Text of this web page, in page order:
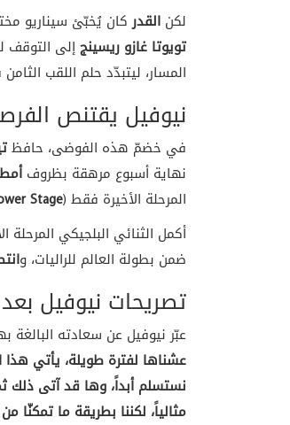
لكن القدر كان يُخبّئ سيناريو
تويوتا غازو ريسينجإلى التوقف
المسار، ليتبدّد حلم اللقب
نيوفيل يقتنص
في خضمّ هذه الفوضى، حافظ
نهاية أسبوع مرهقة بظروف
المرحلة الأخيرة فقط (Stage
أكمل الثنائي البلجيكي
ضمن بطولة العالم للراليات، و
تصريحات نيوفيل بعد
عبّر نيوفيل عن سعادته البالغة
عشناها لفترة طويلة، يأتي
نستسلم أبداً، وها قد آتى ذلك
مثالياً، لكننا بطريقة ما تمكنّا من